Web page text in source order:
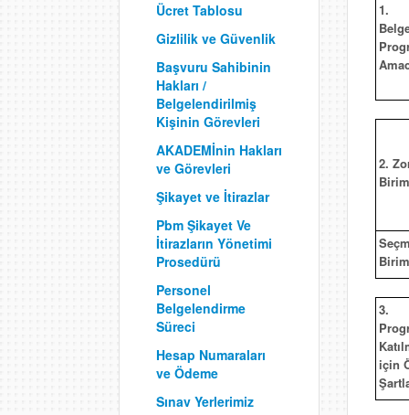
Ücret Tablosu
Gizlilik ve Güvenlik
Başvuru Sahibinin
Hakları /
Belgelendirilmiş
Kişinin Görevleri
AKADEMİnin Hakları
ve Görevleri
Şikayet ve İtirazlar
Pbm Şikayet Ve
İtirazların Yönetimi
Prosedürü
Personel
Belgelendirme
Süreci
Hesap Numaraları
ve Ödeme
Sınav Yerlerimiz
1.
2.
3.
için